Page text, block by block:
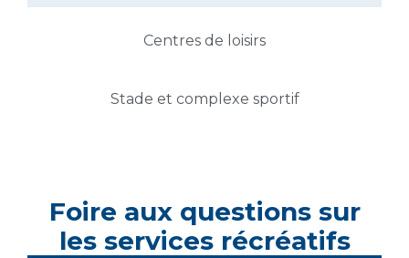
Centres de loisirs
Stade et complexe sportif
Foire aux questions sur
les services récréatifs